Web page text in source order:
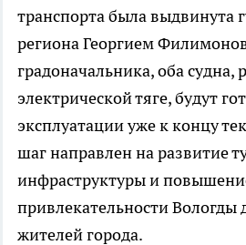
транспорта была выдвинута
региона Георгием
градоначальника, оба
электрической тяге, будут
эксплуатации уже к концу
шаг направлен на развитие
инфраструктуры и
привлекательности Вологды
жителей города.